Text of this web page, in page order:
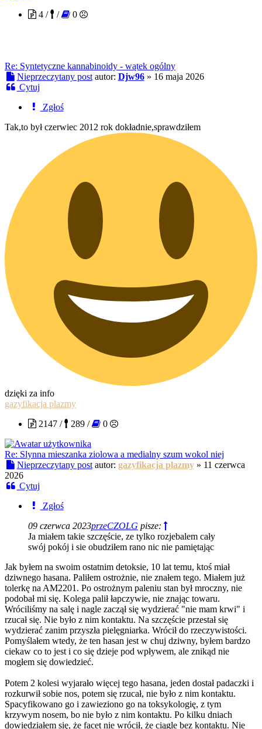
4 /
/ 0
Re: Syntetyczne kannabinoidy - wątek ogólny
Nieprzeczytany post autor: Djw96» 16 maja 2026
Cytuj
Zgłoś
Tak,to był czerwiec 2012 rok dokładnie,sprawdziłem
dzięki za info
gazyfikacja plazmy
2147 /
289 / 0
Re: Slynna mieszanka ziolowa a medialny szum wokol niej
Nieprzeczytany post autor: gazyfikacja plazmy» 11 czerwca
2026
Cytuj
Zgłoś
09 czerwca 2023przeCZOLG pisze:
Ja miałem takie szczęście, ze tylko rozjebalem cały
swój pokój i sie obudziłem rano nic nie pamiętając
Jak byłem na swoim ostatnim detoksie, 10 lat temu, ktoś miał
dziwnego hasana. Paliłem ostrożnie, nie znałem tego. Miałem już
tolerkę na AM2201. Po ostrożnym paleniu stan był mroczny, nie
podobał mi się. Kolega palił łapczywie, nie znając towaru.
Wróciliśmy na salę i nagle zaczął się wydzierać "nie mam krwi" i
rzucał się. Nie było z nim kontaktu. Na szczęście przestał się
wydzierać zanim przyszła pielęgniarka. Wrócił do rzeczywistości.
Pomyślałem wtedy, że ten hasan jest w chuj dziwny, byłem bardzo
ciekaw co to jest i co się dzieje pod wpływem, ale znikąd nie
mogłem się dowiedzieć.
Potem 2 kolesi wyjarało więcej tego hasana, jeden dostał padaczki i
rozkurwił sobie nos, potem się rzucał, nie było z nim kontaktu.
Spacyfikowano go i zawieziono go na toksykologię, z tym
krzywym nosem, bo nie było z nim kontaktu. Po kilku dniach
dowiedziałem się, że facet nie wrócił, że ciągle bez kontaktu. Nie